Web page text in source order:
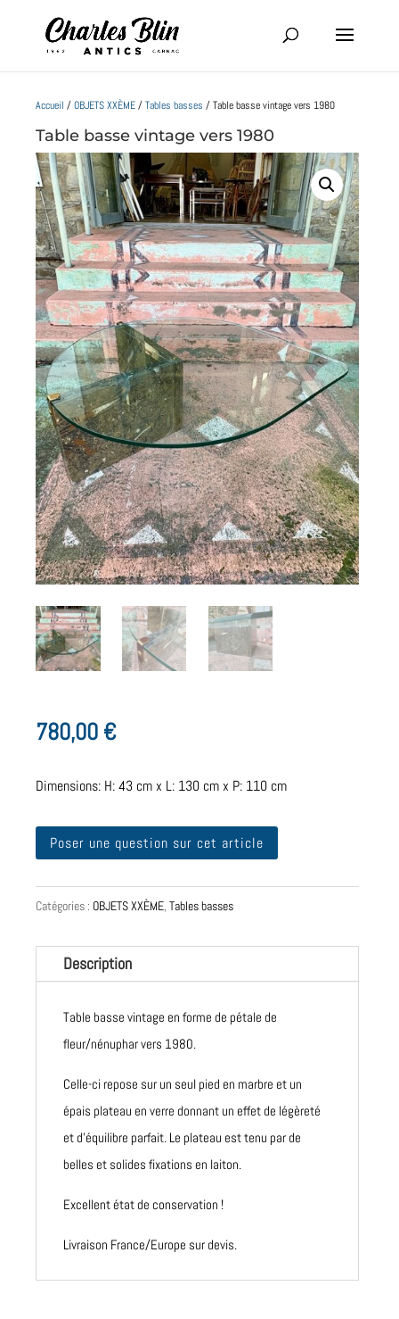
Accueil /OBJETS XXÈME/Tables basses / Table basse vintage vers 1980
Table basse vintage vers 1980
780,00 €
Dimensions: H: 43 cm x L: 130 cm x P: 110 cm
Poser une question sur cet article
Catégories : OBJETS XXÈME, Tables basses
Description
Table basse vintage en forme de pétale de
fleur/nénuphar vers 1980.
Celle-ci repose sur un seul pied en marbre et un
épais plateau en verre donnant un effet de légèreté
et d'équilibre parfait. Le plateau est tenu par de
belles et solides fixations en laiton.
Excellent état de conservation !
Livraison France/Europe sur devis.